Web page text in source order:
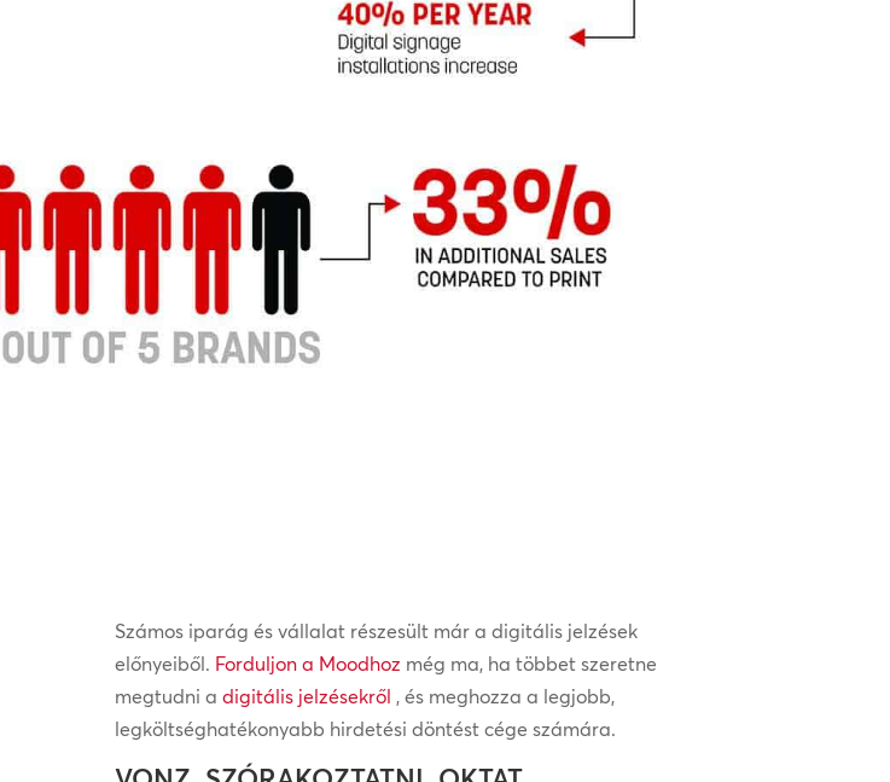
Számos iparág és vállalat részesült már a digitális jelzések
előnyeiből. Forduljon a Moodhoz még ma, ha többet szeretne
megtudni a digitális jelzésekről , és meghozza a legjobb,
legköltséghatékonyabb hirdetési döntést cége számára.